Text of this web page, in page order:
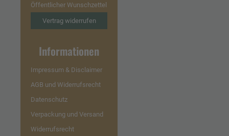
Öffentlicher Wunschzettel
Vertrag widerrufen
Informationen
Impressum & Disclaimer
AGB und Widerrufsrecht
Datenschutz
Verpackung und Versand
Widerrufsrecht